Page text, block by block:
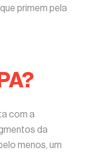
primem pela
com a
da
menos, um